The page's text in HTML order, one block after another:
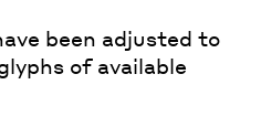
been adjusted to
of available